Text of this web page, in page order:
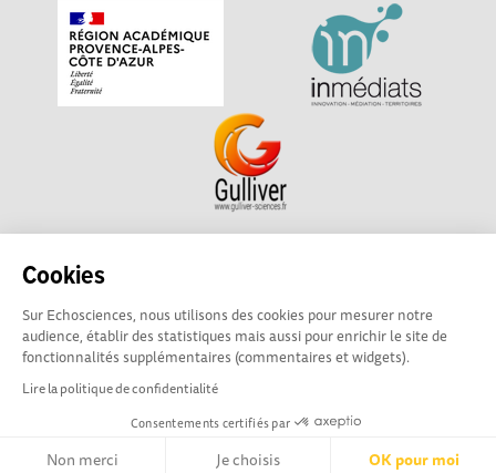
Cookies
Sur Echosciences, nous utilisons des cookies pour mesurer notre
audience, établir des statistiques mais aussi pour enrichir le site de
fonctionnalités supplémentaires (commentaires et widgets).
Lire la politique de confidentialité
Consentements certifiés par
Non merci Je choisis OK pour moi
Echosciences Sud Provence-Alpes-Côte d'Azur est à
académique pour la Recherche et l'Innovation Provence-
Alpes-Côte d'Azur. La plateforme est mise en oeuvre pour
vous parGulliver
Mentions légales|Politique de confidentialité
Ligne éditoriale